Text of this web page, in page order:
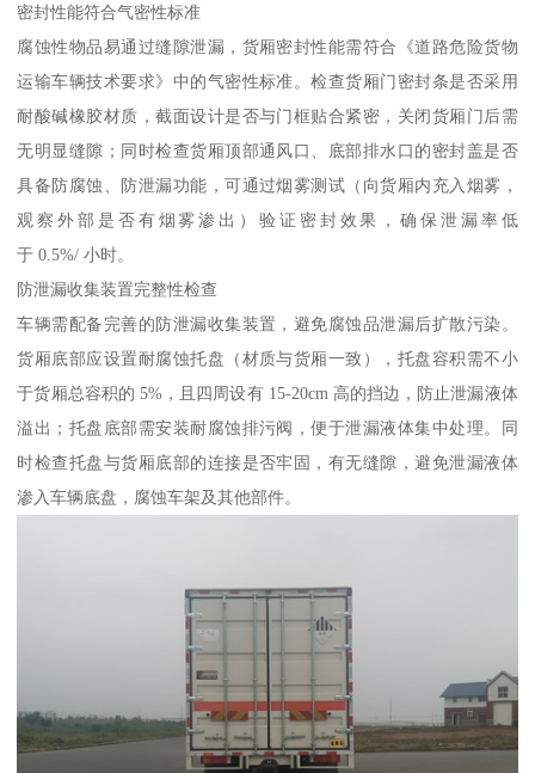
密封性能符合气密性标准​
腐蚀性物品易通过缝隙泄漏，货厢密封性能需符合《道路危险货物
运输车辆技术要求》中的气密性标准。检查货厢门密封条是否采用
耐酸碱橡胶材质，截面设计是否与门框贴合紧密，关闭货厢门后需
无明显缝隙；同时检查货厢顶部通风口、底部排水口的密封盖是否
具备防腐蚀、防泄漏功能，可通过烟雾测试（向货厢内充入烟雾，
观察外部是否有烟雾渗出）验证密封效果，确保泄漏率低
于 0.5%/ 小时。​
防泄漏收集装置完整性检查​
车辆需配备完善的防泄漏收集装置，避免腐蚀品泄漏后扩散污染。
货厢底部应设置耐腐蚀托盘（材质与货厢一致），托盘容积需不小
于货厢总容积的 5%，且四周设有 15-20cm 高的挡边，防止泄漏液体
溢出；托盘底部需安装耐腐蚀排污阀，便于泄漏液体集中处理。同
时检查托盘与货厢底部的连接是否牢固，有无缝隙，避免泄漏液体
渗入车辆底盘，腐蚀车架及其他部件。​